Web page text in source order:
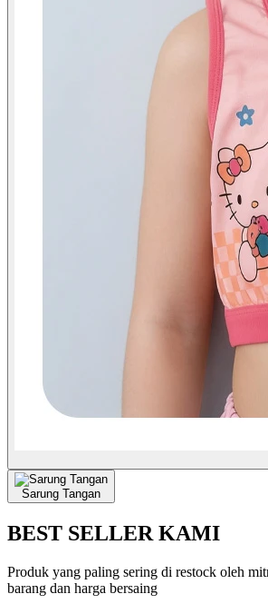
Sarung Tangan
BEST SELLER KAMI
Produk yang paling sering di restock oleh
barang dan harga bersaing